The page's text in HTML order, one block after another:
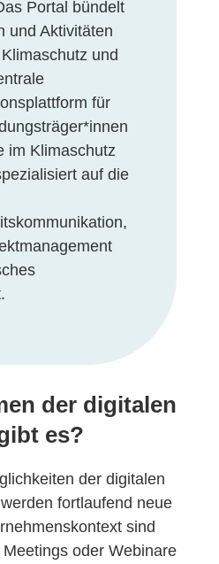
Portal bündelt
und Aktivitäten
und
für
im Klimaschutz
auf die
der digitalen
es?
der digitalen
fortlaufend neue
sind
oder Webinare